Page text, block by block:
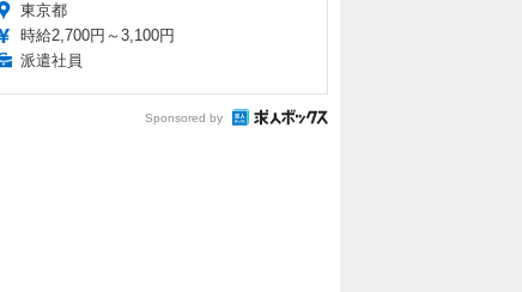
東京都
時給2,700円～3,100円
派遣社員
Sponsored by